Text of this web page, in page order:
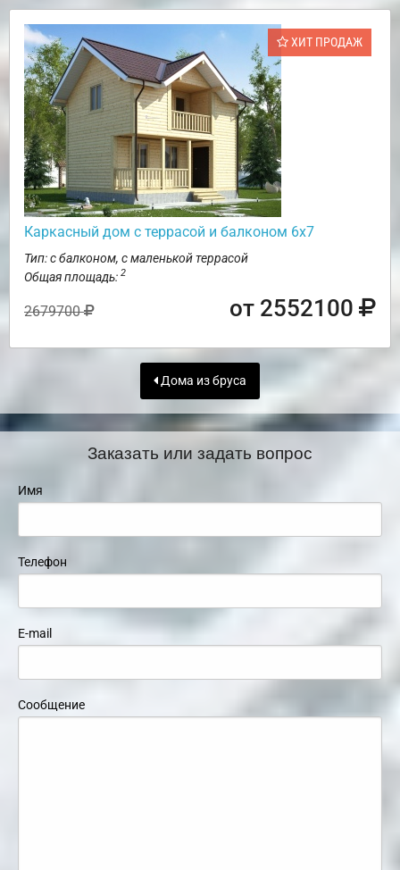
ХИТ ПРОДАЖ
Каркасный дом с террасой и балконом 6х7
Тип: с балконом, с маленькой террасой
Общая площадь: 2
2679700 от 2552100
Дома из бруса
Заказать или задать вопрос
Имя
Телефон
E-mail
Сообщение